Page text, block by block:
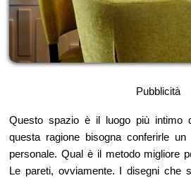
Pubblicità
Questo spazio è il luogo più intimo
questa ragione bisogna conferirle
personale. Qual è il metodo migliore
Le pareti, ovviamente. I disegni che